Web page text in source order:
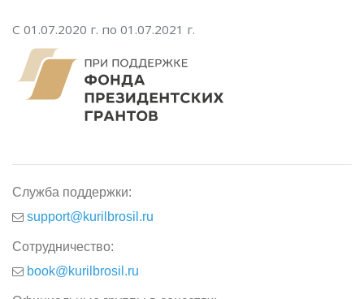
С 01.07.2020 г. по 01.07.2021 г.
Служба поддержки:
support@kurilbrosil.ru
Сотрудничество:
book@kurilbrosil.ru